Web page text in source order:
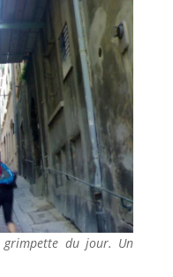
grimpette du jour. Un